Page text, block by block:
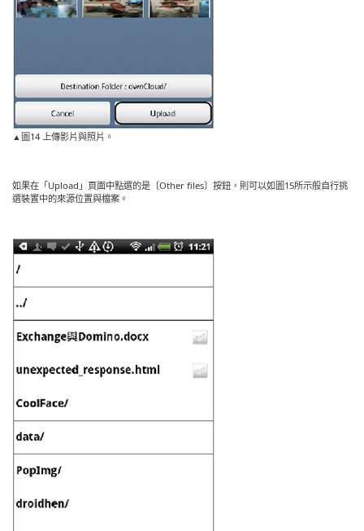
▲圖14 上傳影片與照片。
如果在「Upload」頁面中點選的是〔Other files〕按鈕，則可以如圖15所示般自行挑
選裝置中的來源位置與檔案。